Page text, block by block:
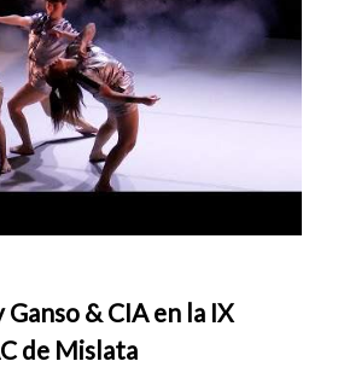
Ganso & CIA en la IX
de Mislata